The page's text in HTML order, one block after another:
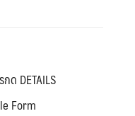
ด DETAILS
Form